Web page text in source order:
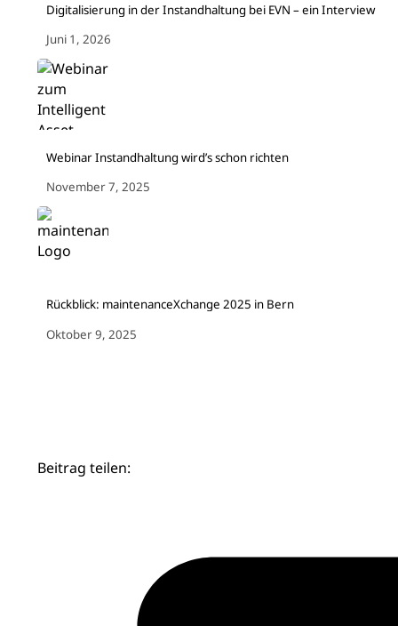
Digitalisierung in der Instandhaltung bei EVN – ein Interview
Juni 1, 2026
Webinar Instandhaltung wird’s schon richten
November 7, 2025
Rückblick: maintenanceXchange 2025 in Bern
Oktober 9, 2025
Beitrag teilen: